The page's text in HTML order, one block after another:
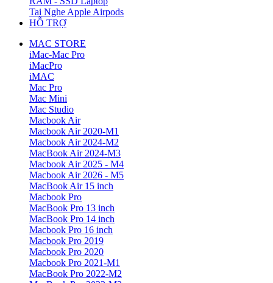
Tai Nghe Apple Airpods
HỖ TRỢ
MAC STORE
iMac-Mac Pro
iMacPro
iMAC
Mac Pro
Mac Mini
Mac Studio
Macbook Air
Macbook Air 2020-M1
Macbook Air 2024-M2
MacBook Air 2024-M3
Macbook Air 2025 - M4
Macbook Air 2026 - M5
MacBook Air 15 inch
Macbook Pro
MacBook Pro 13 inch
MacBook Pro 14 inch
Macbook Pro 16 inch
Macbook Pro 2019
Macbook Pro 2020
Macbook Pro 2021-M1
MacBook Pro 2022-M2